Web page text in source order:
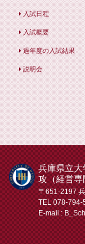
入試日程
入試概要
過年度の入試結果
説明会
兵庫県立
攻（経営専
〒651-2197
TEL 078-794-
E-mail :